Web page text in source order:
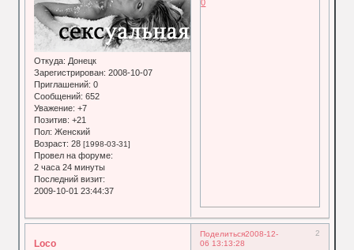
Откуда: Донецк
Зарегистрирован: 2008-10-07
Приглашений: 0
Сообщений: 652
Уважение: +7
Позитив: +21
Пол: Женский
Возраст: 28[1998-03-31]
Провел на форуме:
2 часа 24 минуты
Последний визит:
2009-10-01 23:44:37
0
Поделиться 2
2008-12-
06 13:13:28
Loco